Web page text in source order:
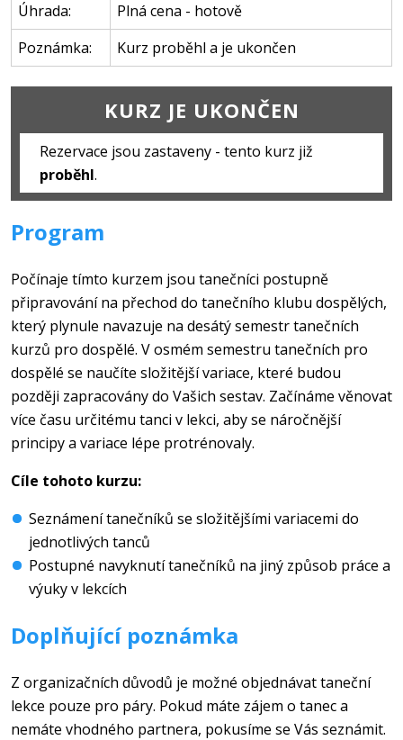
Úhrada:
Plná cena - hotově
Poznámka:
Kurz proběhl a je ukončen
KURZ JE UKONČEN
Rezervace jsou zastaveny - tento kurz již
proběhl.
Program
Počínaje tímto kurzem jsou tanečníci postupně
připravování na přechod do tanečního klubu dospělých,
který plynule navazuje na desátý semestr tanečních
kurzů pro dospělé. V osmém semestru tanečních pro
dospělé se naučíte složitější variace, které budou
později zapracovány do Vašich sestav. Začínáme věnovat
více času určitému tanci v lekci, aby se náročnější
principy a variace lépe protrénovaly.
Cíle tohoto kurzu:
Seznámení tanečníků se složitějšími variacemi do
jednotlivých tanců
Postupné navyknutí tanečníků na jiný způsob práce a
výuky v lekcích
Doplňující poznámka
Z organizačních důvodů je možné objednávat taneční
lekce pouze pro páry. Pokud máte zájem o tanec a
nemáte vhodného partnera, pokusíme se Vás seznámit.